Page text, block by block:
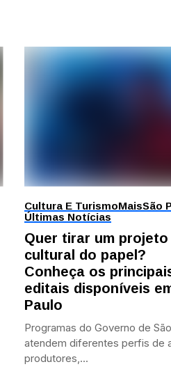
Cultura E TurismoMaisSão
Últimas Notícias
Quer tirar um projeto
cultural do papel?
Conheça os
editais disponíveis
Paulo
Programas do Governo de
atendem diferentes perfis de
produtores,...